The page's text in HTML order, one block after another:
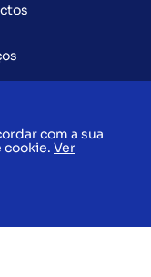
590 000
com a sua
cookie. Ver